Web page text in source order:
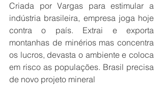
Criada por Vargas para estimular a
indústria brasileira, empresa joga hoje
contra o país. Extrai e exporta
montanhas de minérios mas concentra
os lucros, devasta o ambiente e coloca
em risco as populações. Brasil precisa
de novo projeto mineral